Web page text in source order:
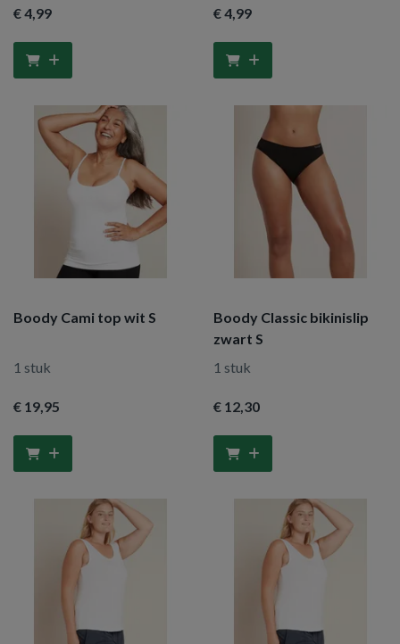
€ 4,99 € 4,99
Boody Cami top wit S
1 stuk
€ 19,95
Boody Classic bikinislip
zwart S
1 stuk
€ 12,30